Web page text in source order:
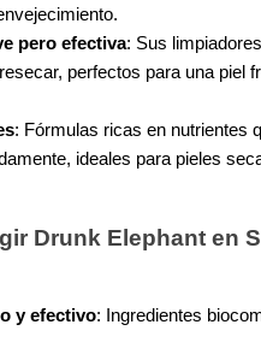
pero efectiva: Sus
perfectos para una piel
: Fórmulas ricas en nutrientes
ideales para pieles
Drunk Elephant en
y efectivo: Ingredientes